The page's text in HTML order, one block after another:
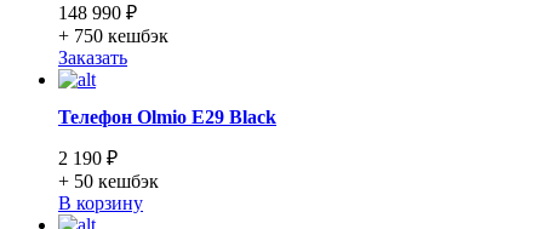
148 990 ₽
+ 750 кешбэк
Заказать
Телефон Olmio E29 Black
2 190 ₽
+ 50 кешбэк
В корзину